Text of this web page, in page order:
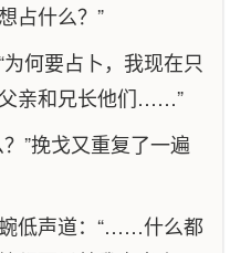
占什么？”
何要占卜，我现在只
亲和兄长他们……”
”挽戈又重复了一遍
低声道：“……什么都